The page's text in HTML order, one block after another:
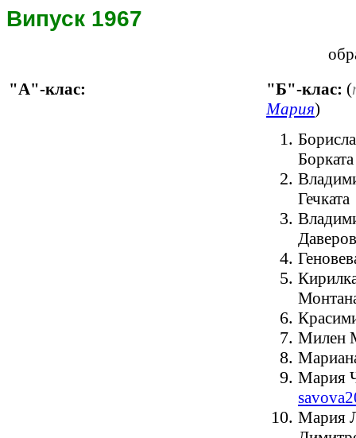
Випуск 1967
"А"-клас:
"Б"-клас: (
Мария)
Борката
Гечката
Милен
Мария
Мария